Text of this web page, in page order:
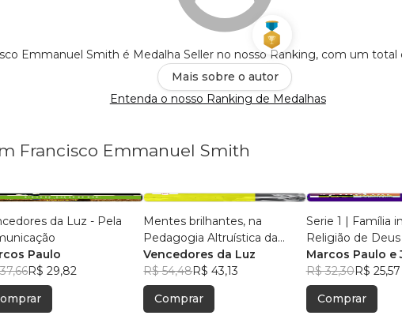
Emmanuel Smith é Medalha Seller no nosso Ranking, com um total
Mais sobre o autor
Entenda o nosso Ranking de Medalhas
Francisco Emmanuel Smith
da Luz - Pela
Paulo
R$ 29,82
Mentes brilhantes, na
Pedagogia Altruística da
Religião Divina
Vencedores da Luz
R$ 54,48R$ 43,13
Comprar
Serie 1 | Família
Religião de Deus
Marcos Paulo e
Smith
R$ 32,30R$ 25,57
Comprar